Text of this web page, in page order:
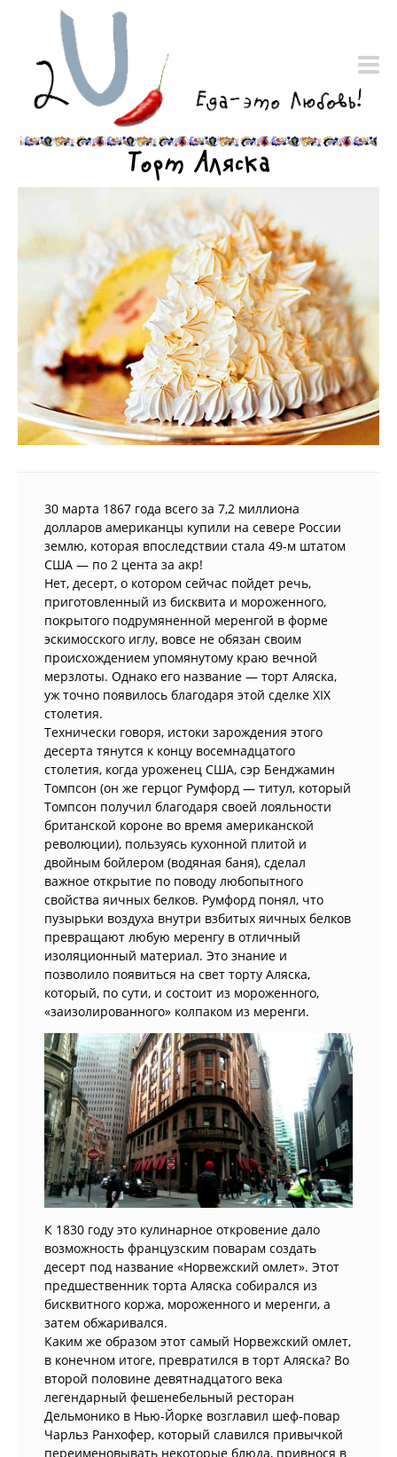
Торт Аляска
30 марта 1867 года всего за 7,2 миллиона
долларов американцы купили на севере России
землю, которая впоследствии стала 49-м штатом
США — по 2 цента за акр!
Нет, десерт, о котором сейчас пойдет речь,
приготовленный из бисквита и мороженного,
покрытого подрумяненной меренгой в форме
эскимосского иглу, вовсе не обязан своим
происхождением упомянутому краю вечной
мерзлоты. Однако его название — торт Аляска,
уж точно появилось благодаря этой сделке XIX
столетия.
Технически говоря, истоки зарождения этого
десерта тянутся к концу восемнадцатого
столетия, когда уроженец США, сэр Бенджамин
Томпсон (он же герцог Румфорд — титул, который
Томпсон получил благодаря своей лояльности
британской короне во время американской
революции), пользуясь кухонной плитой и
двойным бойлером (водяная баня), сделал
важное открытие по поводу любопытного
свойства яичных белков. Румфорд понял, что
пузырьки воздуха внутри взбитых яичных белков
превращают любую меренгу в отличный
изоляционный материал. Это знание и
позволило появиться на свет торту Аляска,
который, по сути, и состоит из мороженного,
«заизолированного» колпаком из меренги.
К 1830 году это кулинарное откровение дало
возможность французским поварам создать
десерт под название «Норвежский омлет». Этот
предшественник торта Аляска собирался из
бисквитного коржа, мороженного и меренги, а
затем обжаривался.
Каким же образом этот самый Норвежский омлет,
в конечном итоге, превратился в торт Аляска? Во
второй половине девятнадцатого века
легендарный фешенебельный ресторан
Дельмонико в Нью-Йорке возглавил шеф-повар
Чарльз Ранхофер, который славился привычкой
переименовывать некоторые блюда, привнося в